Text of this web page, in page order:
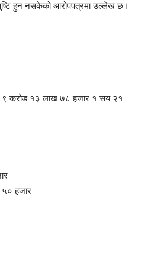
पुष्टि हुन नसकेको आरोपपत्रमा उल्लेख छ।
९ करोड १३ लाख ७८ हजार १ सय २१
५० हजार